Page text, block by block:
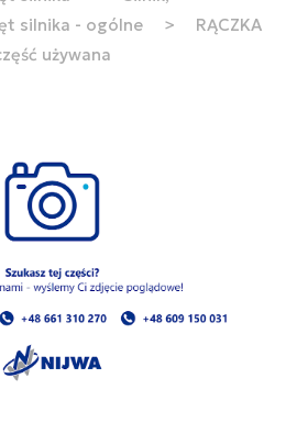
silnika - ogólne
>
RĄCZKA
używana